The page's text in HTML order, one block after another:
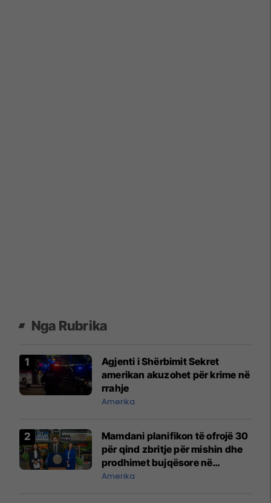
Nga Rubrika
Agjenti i Shërbimit Sekret
amerikan akuzohet për krime në
rrahje
Amerika
Mamdani planifikon të ofrojë 30
për qind zbritje për mishin dhe
prodhimet bujqësore në
dyqanet ushqimore në pronësi
Amerika